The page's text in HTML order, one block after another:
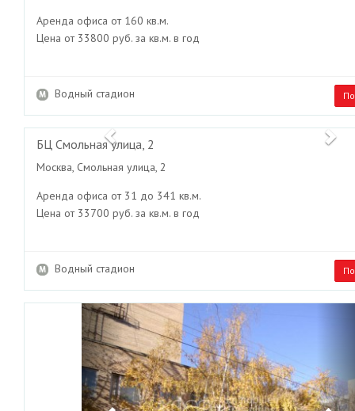
Аренда офиса от 160 кв.м.
Цена от 33800 руб. за кв.м. в год
Водный стадион
Previous
БЦ Смольная улица, 2
Москва, Смольная улица, 2
Аренда офиса от 31 до 341 кв.м.
Цена от 33700 руб. за кв.м. в год
Водный стадион
Previous